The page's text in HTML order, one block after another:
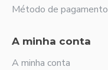
Método de pagamento
A minha conta
A minha conta